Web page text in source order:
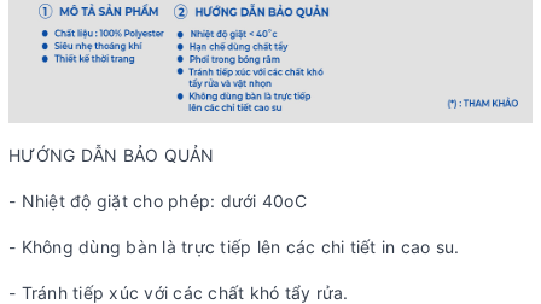
HƯỚNG DẪN BẢO QUẢN
- Nhiệt độ giặt cho phép: dưới 40oC
- Không dùng bàn là trực tiếp lên các chi tiết in cao su.
- Tránh tiếp xúc với các chất khó tẩy rửa.